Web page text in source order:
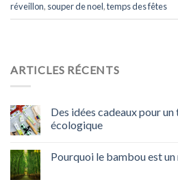
réveillon, souper de noel,temps des fêtes
ARTICLES RÉCENTS
Des idées cadeaux pour
écologique
Pourquoi le bambou est